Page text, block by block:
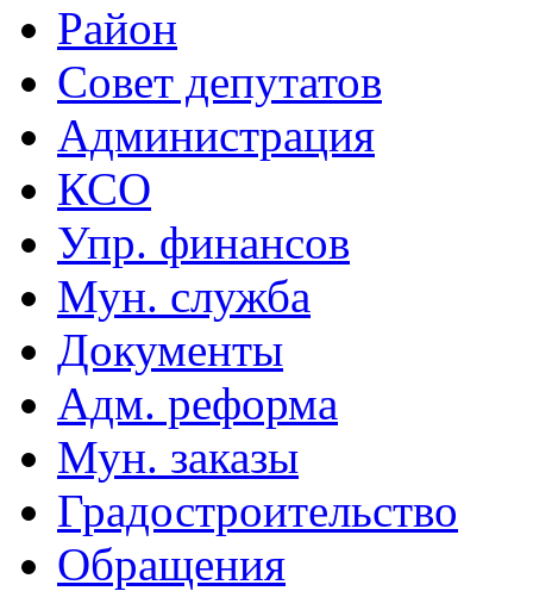
Район
Совет депутатов
Администрация
КСО
Упр. финансов
Мун. служба
Документы
Адм. реформа
Мун. заказы
Градостроительство
Обращения